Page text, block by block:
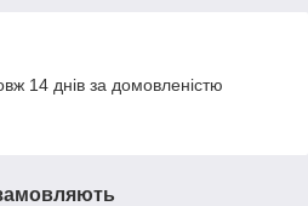
14 днів за домовленістю